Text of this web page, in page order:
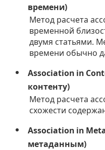
времени)
Метод расчета
временной
двумя статьями.
времени обычно
Association in
контенту)
Метод расчета
схожести
Association in
метаданным)